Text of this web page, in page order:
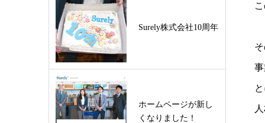
Surely株式会社10周年
ホームページが新し
くなりました！